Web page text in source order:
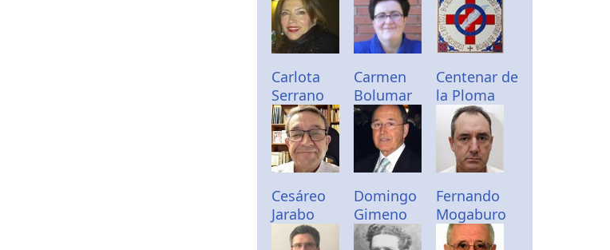
Carlota
Serrano
Carmen
Bolumar
Centenar de
la Ploma
Cesáreo
Jarabo
Domingo
Gimeno
Fernando
Mogaburo